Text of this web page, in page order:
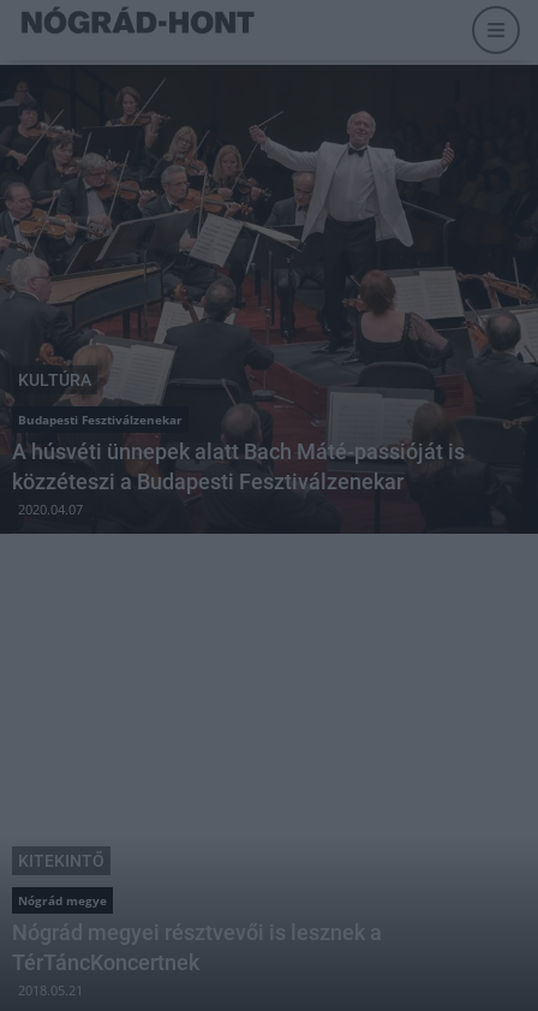
KULTÚRA
Budapesti Fesztiválzenekar
A húsvéti ünnepek alatt Bach Máté-passióját is
közzéteszi a Budapesti Fesztiválzenekar
2020.04.07
KITEKINTŐ
Nógrád megye
Nógrád megyei résztvevői is lesznek a
TérTáncKoncertnek
2018.05.21